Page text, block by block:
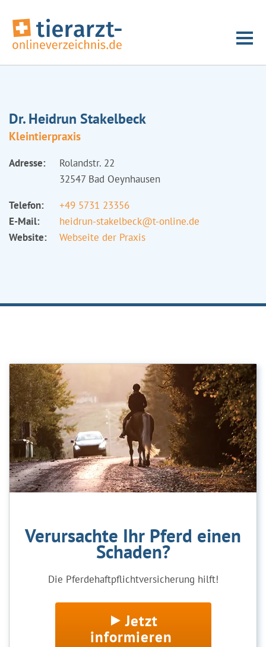
Dr. Heidrun Stakelbeck
Kleintierpraxis
Adresse:
Rolandstr. 22
32547 Bad Oeynhausen
Telefon:
+49 5731 23356
E-Mail:
heidrun-stakelbeck@t-online.de
Website:
Webseite der Praxis
Verursachte Ihr Pferd einen
Schaden?
Die Pferdehaftpflichtversicherung hilft!
Jetzt
informieren